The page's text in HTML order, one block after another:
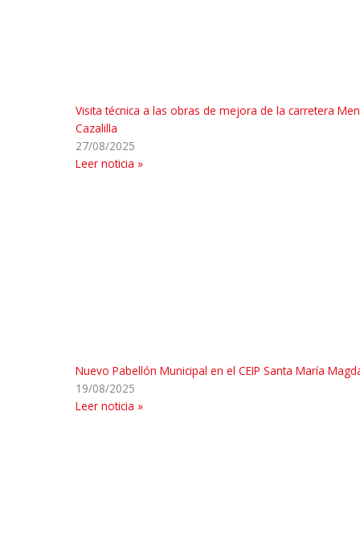
Visita técnica a las obras de mejora de la carretera
Cazalilla
27/08/2025
Leer noticia »
Nuevo Pabellón Municipal en el CEIP Santa María
19/08/2025
Leer noticia »